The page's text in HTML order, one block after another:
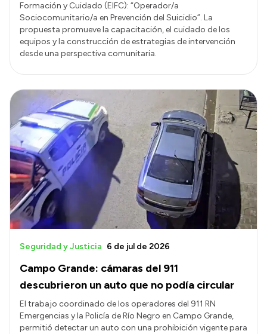
Formación y Cuidado (EIFC): “Operador/a
Sociocomunitario/a en Prevención del Suicidio”. La
propuesta promueve la capacitación, el cuidado de los
equipos y la construcción de estrategias de intervención
desde una perspectiva comunitaria.
Campo Grande: cámaras del 911
descubrieron un auto que no podía circular
Seguridad y Justicia 6 de jul de 2026
El trabajo coordinado de los operadores del 911 RN
Emergencias y la Policía de Río Negro en Campo Grande,
permitió detectar un auto con una prohibición vigente para